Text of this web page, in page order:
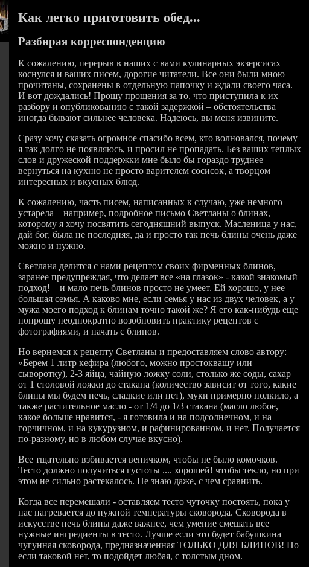
Как легко приготовить обед...
Разбирая корреспонденцию
К сожалению, перерыв в наших с вами кулинарных экзерсисах
коснулся и ваших писем, дорогие читатели. Все они были мною
прочитаны, сохранены в отдельную папочку и ждали своего часа.
И вот дождались! Прошу прощения за то, что приступила к их
разбору и опубликованию с такой задержкой – обстоятельства
иногда бывают сильнее человека. Надеюсь, вы меня извините.
Сразу хочу сказать огромное спасибо всем, кто волновался, почему
я так долго не появляюсь, и просил не пропадать. Без ваших теплых
слов и дружеской поддержки мне было бы гораздо труднее
вернуться на кухню не просто варителем сосисок, а творцом
интересных и вкусных блюд.
К сожалению, часть писем, написанных к случаю, уже немного
устарела – например, подробное письмо Светланы о блинах,
которому я хочу посвятить сегодняшний выпуск. Масленица у нас,
дай бог, была не последняя, да и просто так печь блины очень даже
можно и нужно.
Светлана делится с нами рецептом своих фирменных блинов,
заранее предупреждая, что делает все «на глазок» - какой знакомый
подход! – и мало печь блинов просто не умеет. Ей хорошо, у нее
большая семья. А каково мне, если семья у нас из двух человек, а у
мужа моего подход к блинам точно такой же? Я его как-нибудь еще
попрошу неоднократно возобновить практику рецептов с
фотографиями, и начать с блинов.
Но вернемся к рецепту Светланы и предоставляем слово автору:
«Берем 1 литр кефира (любого, можно простоквашу или
сыворотку), 2-3 яйца, чайную ложку соли, столько же соды, сахар
от 1 столовой ложки до стакана (количество зависит от того, какие
блины мы будем печь, сладкие или нет), муки примерно полкило, а
также растительное масло - от 1/4 до 1/3 стакана (масло любое,
какое больше нравится, - я готовила и на подсолнечном, и на
горчичном, и на кукурузном, и рафинированном, и нет. Получается
по-разному, но в любом случае вкусно).
Все тщательно взбивается веничком, чтобы не было комочков.
Тесто должно получиться густоты .... хорошей! чтобы текло, но при
этом не сильно растекалось. Не знаю даже, с чем сравнить.
Когда все перемешали - оставляем тесто чуточку постоять, пока у
нас нагревается до нужной температуры сковорода. Сковорода в
искусстве печь блины даже важнее, чем умение смешать все
нужные ингредиенты в тесто. Лучше если это будет бабушкина
чугунная сковорода, предназначенная ТОЛЬКО ДЛЯ БЛИНОВ! Но
если таковой нет, то подойдет любая, с толстым дном.